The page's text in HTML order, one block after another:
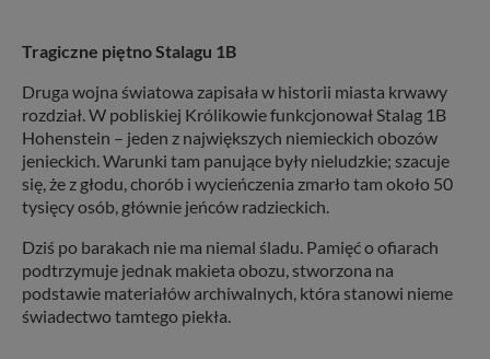
Tragiczne piętno Stalagu 1B
Druga wojna światowa zapisała w historii miasta krwawy
rozdział. W pobliskiej Królikowie funkcjonował Stalag 1B
Hohenstein – jeden z największych niemieckich obozów
jenieckich. Warunki tam panujące były nieludzkie; szacuje
się, że z głodu, chorób i wycieńczenia zmarło tam około 50
tysięcy osób, głównie jeńców radzieckich.
Dziś po barakach nie ma niemal śladu. Pamięć o ofiarach
podtrzymuje jednak makieta obozu, stworzona na
podstawie materiałów archiwalnych, która stanowi nieme
świadectwo tamtego piekła.